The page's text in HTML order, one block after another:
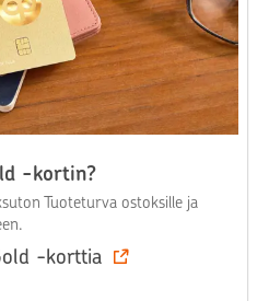
-kortin?
Tuoteturva ostoksille ja
-korttia